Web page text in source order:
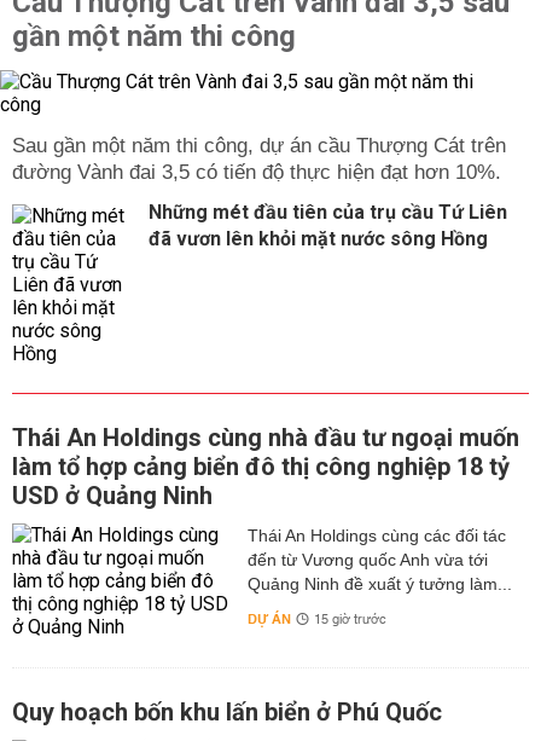
gần một năm thi công
Sau gần một năm thi công, dự án cầu Thượng Cát trên
đường Vành đai 3,5 có tiến độ thực hiện đạt hơn 10%.
Những mét đầu tiên của trụ cầu Tứ Liên
đã vươn lên khỏi mặt nước sông Hồng
Thái An Holdings cùng nhà đầu tư ngoại muốn
làm tổ hợp cảng biển đô thị công nghiệp 18 tỷ
USD ở Quảng Ninh
Thái An Holdings cùng các đối tác
đến từ Vương quốc Anh vừa tới
Quảng Ninh đề xuất ý tưởng làm...
DỰ ÁN 15 giờ trước
Quy hoạch bốn khu lấn biển ở Phú Quốc